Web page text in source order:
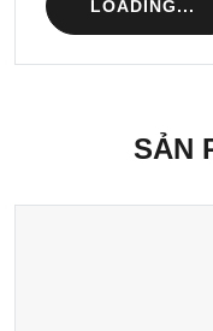
LOADING...
SẢN